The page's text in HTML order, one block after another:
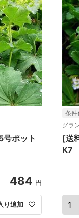
ポット
484 円
り追加
条件
グラ
[送
K7